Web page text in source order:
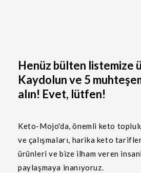
Henüz bülten listemize
Kaydolun ve 5
alın! Evet, lütfen!
Keto-Mojo'da, önemli keto
ve çalışmaları, harika keto
ürünleri ve bize ilham veren
paylaşmaya inanıyoruz.